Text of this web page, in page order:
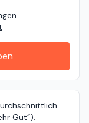
Gut”).